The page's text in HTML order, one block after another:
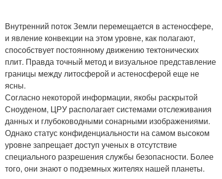
Внутренний поток Земли перемещается в астеносфере,
и явление конвекции на этом уровне, как полагают,
способствует постоянному движению тектонических
плит. Правда точный метод и визуальное представление
границы между литосферой и астеносферой еще не
ясны.
Согласно некоторой информации, якобы раскрытой
Сноуденом, ЦРУ располагает системами отслеживания
данных и глубоководными сонарными изображениями.
Однако статус конфиденциальности на самом высоком
уровне запрещает доступ ученых в отсутствие
специального разрешения службы безопасности. Более
того, они знают о подземных жителях нашей планеты.